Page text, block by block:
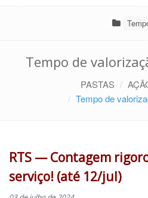
Tempo de
PASTAS
Tempo de
RTS — Contagem
serviço! (até 12/jul)